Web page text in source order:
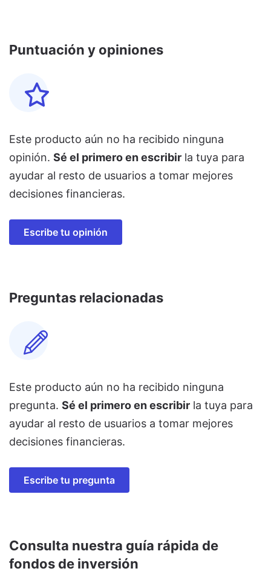
Puntuación y opiniones
Este producto aún no ha recibido ninguna
opinión. Sé el primero en escribir la tuya para
ayudar al resto de usuarios a tomar mejores
decisiones financieras.
Escribe tu opinión
Preguntas relacionadas
Este producto aún no ha recibido ninguna
pregunta. Sé el primero en escribir la tuya para
ayudar al resto de usuarios a tomar mejores
decisiones financieras.
Escribe tu pregunta
Consulta nuestra guía rápida de
fondos de inversión